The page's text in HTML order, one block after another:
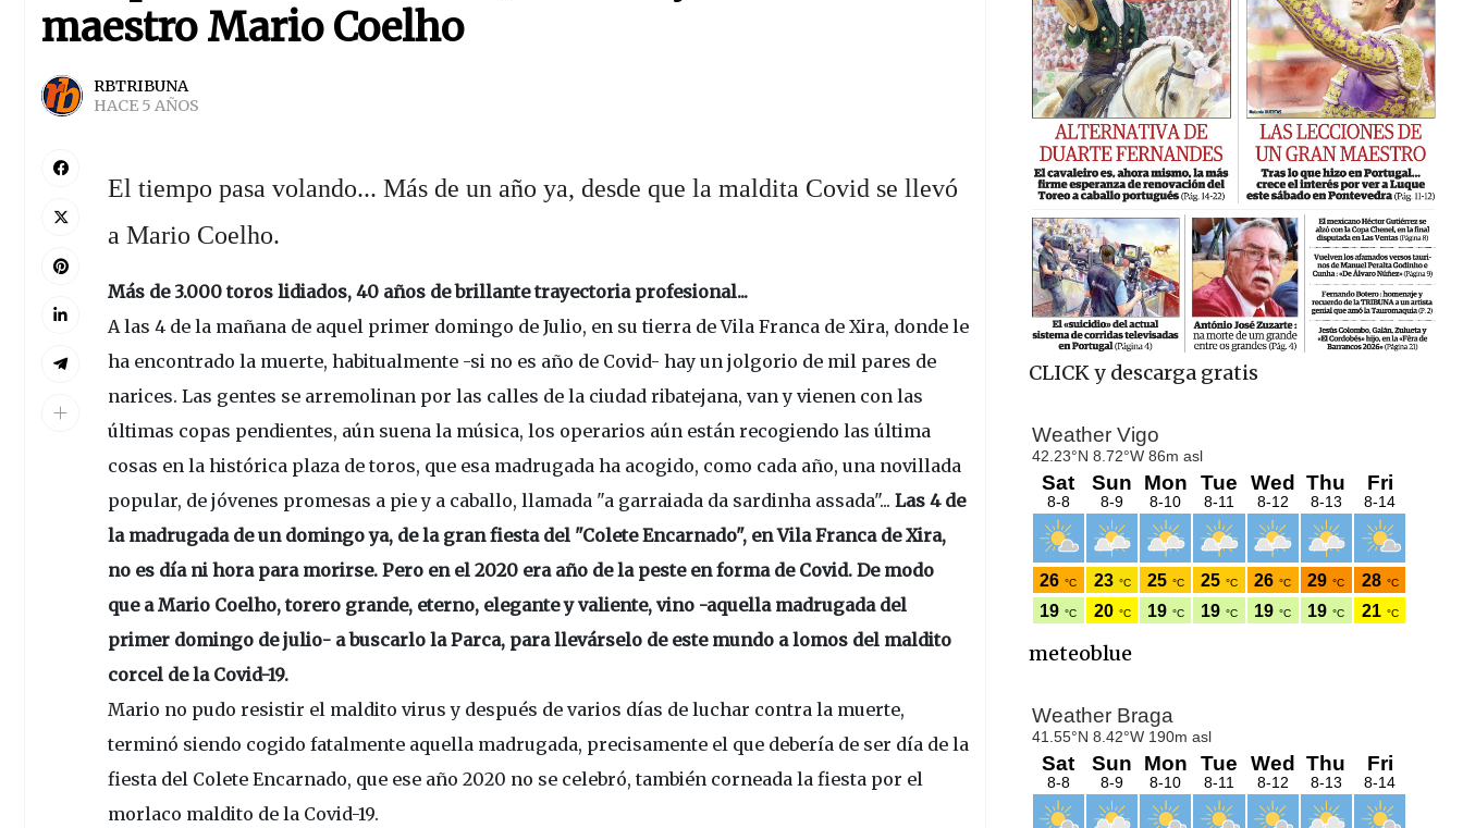
maestro Mario Coelho
RBTRIBUNA
HACE 5 AÑOS
El tiempo pasa volando... Más de un año ya, desde que la maldita Covid se llevó
a Mario Coelho.
Más de 3.000 toros lidiados, 40 años de brillante trayectoria profesional...
A las 4 de la mañana de aquel primer domingo de Julio, en su tierra de Vila Franca de Xira, donde le
ha encontrado la muerte, habitualmente -si no es año de Covid- hay un jolgorio de mil pares de
narices. Las gentes se arremolinan por las calles de la ciudad ribatejana, van y vienen con las
últimas copas pendientes, aún suena la música, los operarios aún están recogiendo las última
cosas en la histórica plaza de toros, que esa madrugada ha acogido, como cada año, una novillada
popular, de jóvenes promesas a pie y a caballo, llamada "a garraiada da sardinha assada"... Las 4 de
la madrugada de un domingo ya, de la gran fiesta del "Colete Encarnado", en Vila Franca de Xira,
no es día ni hora para morirse. Pero en el 2020 era año de la peste en forma de Covid. De modo
que a Mario Coelho, torero grande, eterno, elegante y valiente, vino -aquella madrugada del
primer domingo de julio- a buscarlo la Parca, para llevárselo de este mundo a lomos del maldito
corcel de la Covid-19.
Mario no pudo resistir el maldito virus y después de varios días de luchar contra la muerte,
terminó siendo cogido fatalmente aquella madrugada, precisamente el que debería de ser día de la
fiesta del Colete Encarnado, que ese año 2020 no se celebró, también corneada la fiesta por el
morlaco maldito de la Covid-19.
CLICK y descarga gratis
meteoblue